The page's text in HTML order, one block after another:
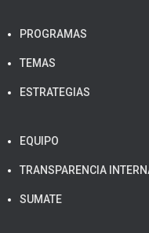
PROGRAMAS
TEMAS
ESTRATEGIAS
EQUIPO
TRANSPARENCIA
SUMATE